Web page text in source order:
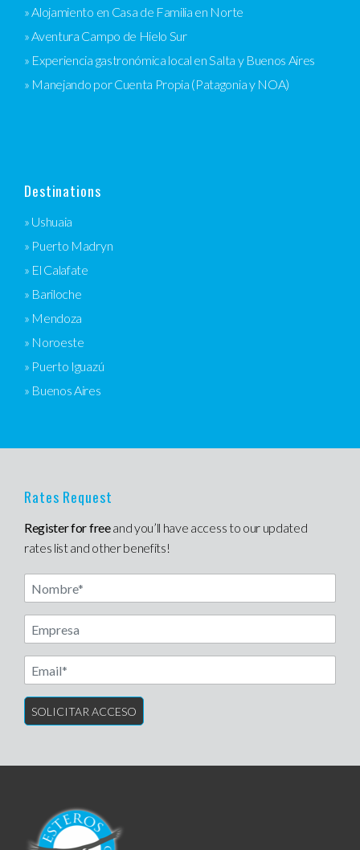
» Alojamiento en Casa de Familia en Norte
» Aventura Campo de Hielo Sur
» Experiencia gastronómica local en Salta y Buenos Aires
» Manejando por Cuenta Propia (Patagonia y NOA)
Destinations
» Ushuaia
» Puerto Madryn
» El Calafate
» Bariloche
» Mendoza
» Noroeste
» Puerto Iguazú
» Buenos Aires
Rates Request
Register for freeand you’ll have access to our updated
rates list and other benefits!
Nombre
Another label